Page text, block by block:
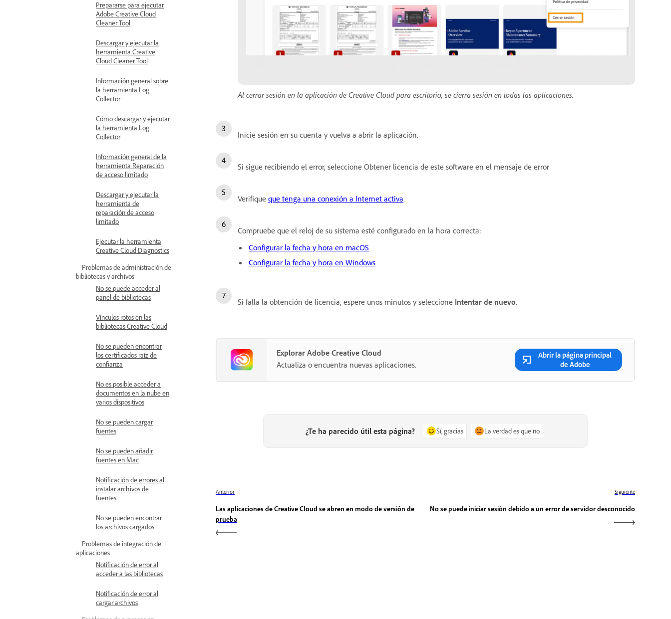
Prepararse para ejecutar
Adobe Creative Cloud
Cleaner Tool
Descargar y ejecutar la
herramienta Creative
Cloud Cleaner Tool
Información general sobre
la herramienta Log
Collector
Cómo descargar y ejecutar
la herramienta Log
Collector
Información general de la
herramienta Reparación
de acceso limitado
Descargar y ejecutar la
herramienta de
reparación de acceso
limitado
Ejecutar la herramienta
Creative Cloud Diagnostics
Problemas de administración de
bibliotecas y archivos
No se puede acceder al
panel de bibliotecas
Vínculos rotos en las
bibliotecas Creative Cloud
No se pueden encontrar
los certificados raíz de
confianza
No es posible acceder a
documentos en la nube en
varios dispositivos
No se pueden cargar
fuentes
No se pueden añadir
fuentes en Mac
Notificación de errores al
instalar archivos de
fuentes
No se pueden encontrar
los archivos cargados
Problemas de integración de
aplicaciones
Notificación de error al
acceder a las bibliotecas
Notificación de error al
cargar archivos
Al cerrar sesión en la aplicación de Creative Cloud para escritorio, se cierra sesión en todas las aplicaciones.
Inicie sesión en su cuenta y vuelva a abrir la aplicación.
Si sigue recibiendo el error, seleccione Obtener licencia de este software en el mensaje de error
Verifique que tenga una conexión a Internet activa.
Compruebe que el reloj de su sistema esté configurado en la hora correcta:
Configurar la fecha y hora en macOS
Configurar la fecha y hora en Windows
Si falla la obtención de licencia, espere unos minutos y seleccione Intentar de nuevo.
Explorar Adobe Creative Cloud
Actualiza o encuentra nuevas aplicaciones.
Abrir la página principal
de Adobe
¿Te ha parecido útil esta página? Sí, gracias La verdad es que no
Anterior
Las aplicaciones de Creative Cloud se abren en modo de versión de
prueba
Siguiente
No se puede iniciar sesión debido a un error de servidor desconocido